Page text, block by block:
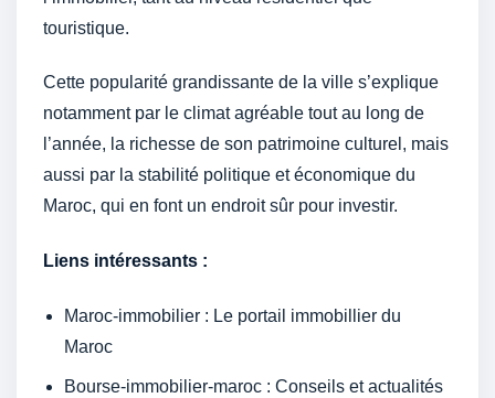
touristique.
Cette popularité grandissante de la ville s’explique
notamment par le climat agréable tout au long de
l’année, la richesse de son patrimoine culturel, mais
aussi par la stabilité politique et économique du
Maroc, qui en font un endroit sûr pour investir.
Liens intéressants :
Maroc-immobilier : Le portail immobillier du
Maroc
Bourse-immobilier-maroc : Conseils et actualités